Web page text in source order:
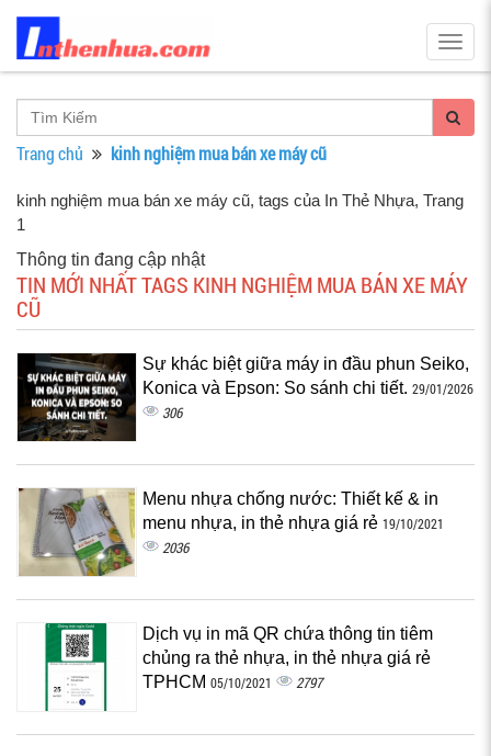
Trang chủ kinh nghiệm mua bán xe máy cũ
kinh nghiệm mua bán xe máy cũ, tags của In Thẻ Nhựa, Trang
1
Thông tin đang cập nhật
TIN MỚI NHẤT TAGS KINH NGHIỆM MUA BÁN XE MÁY
CŨ
Sự khác biệt giữa máy in đầu phun Seiko,
Konica và Epson: So sánh chi tiết. 29/01/2026
306
Menu nhựa chống nước: Thiết kế & in
menu nhựa, in thẻ nhựa giá rẻ 19/10/2021
2036
Dịch vụ in mã QR chứa thông tin tiêm
chủng ra thẻ nhựa, in thẻ nhựa giá rẻ
TPHCM 05/10/2021 2797